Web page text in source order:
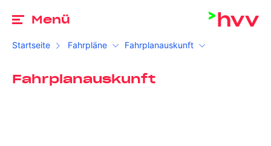
Menü
Startseite Fahrpläne Fahrplanauskunft
Fahrplanauskunft